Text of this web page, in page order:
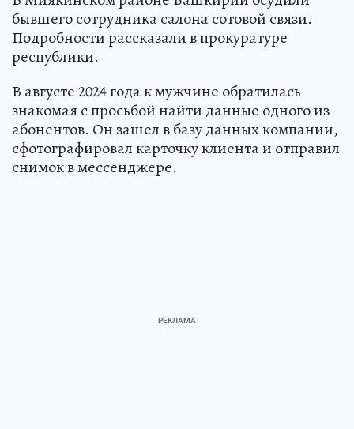
бывшего сотрудника салона сотовой связи.
Подробности рассказали в прокуратуре
республики.
В августе 2024 года к мужчине обратилась
знакомая с просьбой найти данные одного из
абонентов. Он зашел в базу данных компании,
сфотографировал карточку клиента и отправил
снимок в мессенджере.